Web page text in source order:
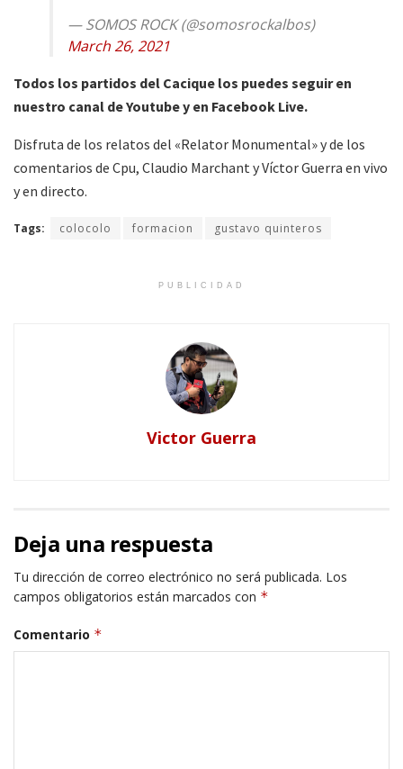
— SOMOS ROCK (@somosrockalbos)
March 26, 2021
Todos los partidos del Cacique los puedes seguir en
nuestro canal de Youtube y en Facebook Live.
Disfruta de los relatos del «Relator Monumental» y de los
comentarios de Cpu, Claudio Marchant y Víctor Guerra en vivo
y en directo.
Tags: colocolo formacion gustavo quinteros
PUBLICIDAD
Victor Guerra
Deja una respuesta
Tu dirección de correo electrónico no será publicada. Los
campos obligatorios están marcados con *
Comentario *